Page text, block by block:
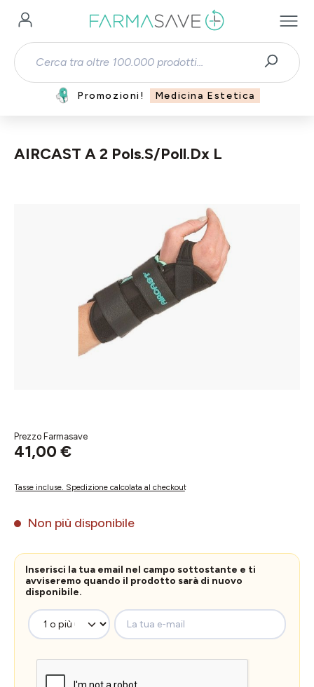
Passa al contenuto principale
Promozioni! Medicina Estetica
AIRCAST A 2 Pols.S/Poll.Dx L
Prezzo Farmasave
41,00 €
Tasse incluse. Spedizione calcolata al checkout
Non più disponibile
Inserisci la tua email nel campo sottostante e ti
avviseremo quando il prodotto sarà di nuovo
disponibile.
La tua e-mail